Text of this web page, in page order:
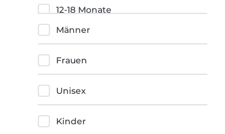
12-18 Monate
18-24 Monate
3-4 Jahre
4-5 Jahre
5-6 Jahre
6-7 Jahre
7-8 Jahre
8-9 Jahre
Männer
Frauen
Unisex
Kinder